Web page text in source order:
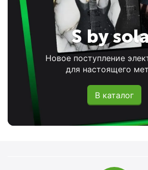
S by
Новое поступление
для настоящего
В каталог